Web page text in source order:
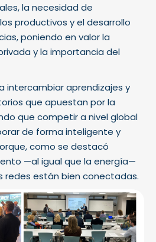
la necesidad de
productivos y el desarrollo
poniendo en valor la
y la importancia del
intercambiar aprendizajes y
que apuestan por la
que competir a nivel global
de forma inteligente y
como se destacó
—al igual que la energía—
redes están bien conectadas.